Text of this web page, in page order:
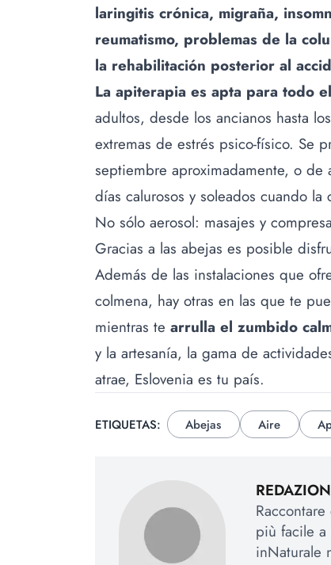
laringitis crónica, migraña,
reumatismo, problemas de la
la rehabilitación posterior al
La apiterapia es apta para todo
adultos, desde los ancianos hasta
extremas de estrés psico-físico. Se
septiembre aproximadamente, o
días calurosos y soleados cuando
No sólo aerosol: masajes y
Gracias a las abejas es posible
Además de las instalaciones que
colmena, hay otras en las que te
mientras te arrulla el zumbido
y la artesanía, la gama de
atrae, Eslovenia es tu país.
ETIQUETAS: Abejas Aire
più facile
inNaturale